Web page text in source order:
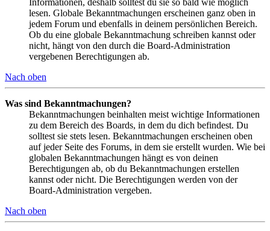
lesen. Globale Bekanntmachungen erscheinen ganz oben in
jedem Forum und ebenfalls in deinem persönlichen Bereich.
Ob du eine globale Bekanntmachung schreiben kannst oder
nicht, hängt von den durch die Board-Administration
vergebenen Berechtigungen ab.
Nach oben
Was sind Bekanntmachungen?
Bekanntmachungen beinhalten meist wichtige Informationen
zu dem Bereich des Boards, in dem du dich befindest. Du
solltest sie stets lesen. Bekanntmachungen erscheinen oben
auf jeder Seite des Forums, in dem sie erstellt wurden. Wie bei
globalen Bekanntmachungen hängt es von deinen
Berechtigungen ab, ob du Bekanntmachungen erstellen
kannst oder nicht. Die Berechtigungen werden von der
Board-Administration vergeben.
Nach oben